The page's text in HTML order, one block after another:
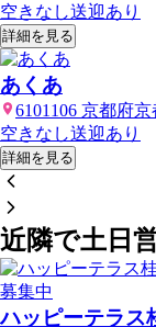
空きなし送迎あり
詳細を見る
あくあ
6101106 京都府
空きなし送迎あり
詳細を見る
近隣で土日
募集中
ハッピーテラス